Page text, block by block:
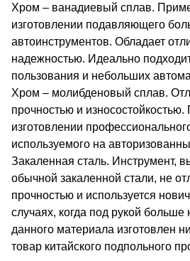
Хром – ванадиевый сплав.
изготовлении подавляющего
автоинструментов. Обладает
надежностью. Идеально
пользования и небольших
Хром – молибденовый сплав.
прочностью и
изготовлении
используемого на
Закаленная сталь. Инструмент,
обычной закаленной стали, не
прочностью и используется
случаях, когда под рукой больше
данного материала изготовлен
товар китайского подпольного